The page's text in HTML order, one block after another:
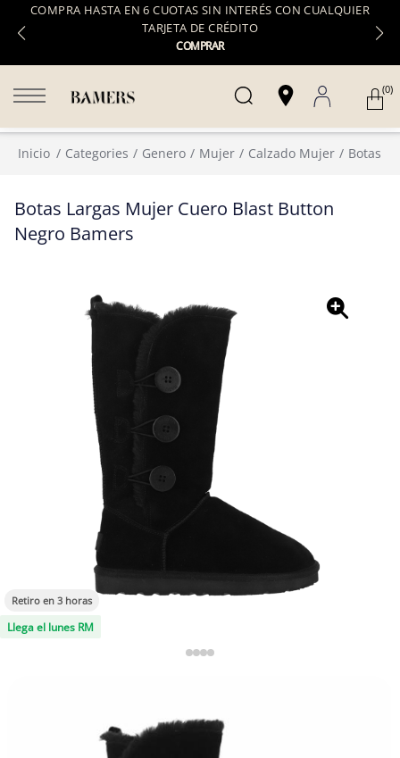
COMPRA HASTA EN 6 CUOTAS SIN INTERÉS CON CUALQUIER
TARJETA DE CRÉDITO
COMPRAR
(0)
Inicio Categories Genero Mujer Calzado Mujer Botas
Botas Largas Mujer Cuero Blast Button
Negro Bamers
Retiro en 3 horas
Llega el lunes RM